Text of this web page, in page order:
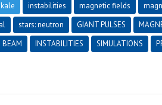
instabilities magnetic fields
stars: neutron GIANT PULSES
BEAM INSTABILITIES SIMULATIONS